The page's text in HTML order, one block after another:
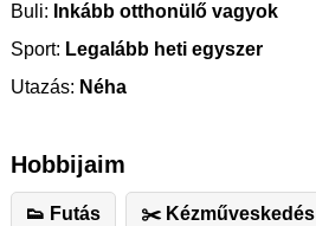
Buli: Inkább otthonülő vagyok
Sport: Legalább heti egyszer
Utazás: Néha
Hobbijaim
👟 Futás ✂️ ️Kézműveskedés